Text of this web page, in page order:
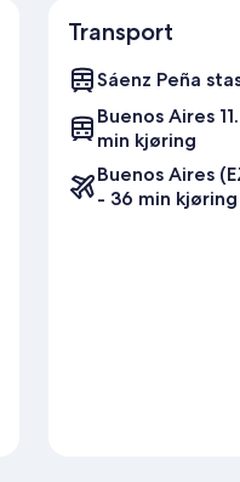
Transport
Sáenz Peña
Buenos Aires
min kjøring
Buenos Aires
- 36 min kjøring